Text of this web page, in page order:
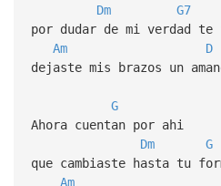
Dm
G7
por dudar de mi verdad
Am
D
dejaste mis brazos un
G
Ahora cuentan por ahi
Dm
G
que cambiaste hasta tu
Am